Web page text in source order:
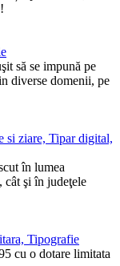
să se impună pe
diverse domenii, pe
si ziare, Tipar digital,
în lumea
şi în judeţele
Tipografie
cu o dotare limitata